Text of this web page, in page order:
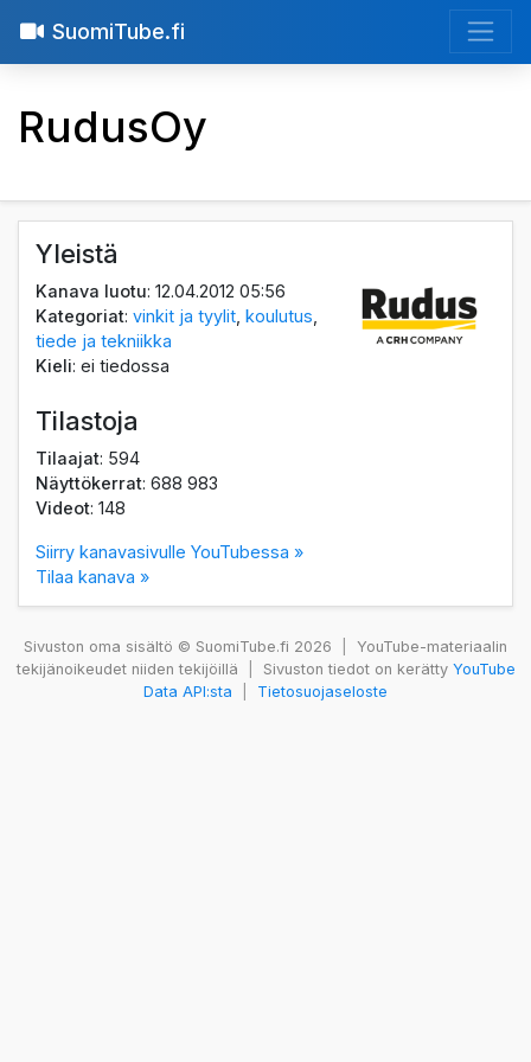
SuomiTube.fi
RudusOy
Yleistä
Kanava luotu: 12.04.2012 05:56
Kategoriat:vinkit ja tyylit ,koulutus
tiede ja tekniikka
Kieli: ei tiedossa
Tilastoja
Tilaajat: 594
Näyttökerrat: 688 983
Videot: 148
Siirry kanavasivulle YouTubessa »
Tilaa kanava »
Sivuston oma sisältö © SuomiTube.fi 2026
YouTube-materiaalin
tekijänoikeudet niiden tekijöillä
Sivuston tiedot on kerätty YouTube
Data API:sta
Tietosuojaseloste